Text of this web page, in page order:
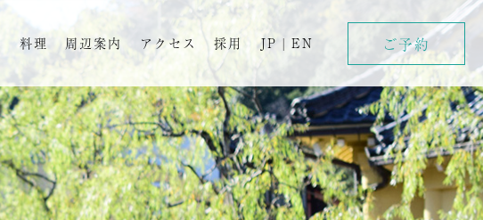
料理 周辺案内 アクセス 採用 JP | EN ご予約